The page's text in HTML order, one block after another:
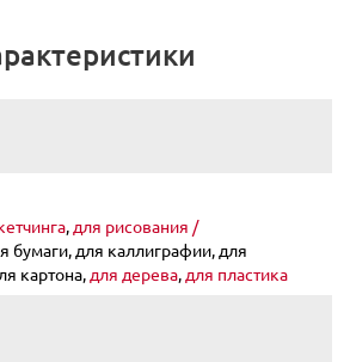
, для рисования /
бумаги, для каллиграфии, для
картона, для дерева, для пластика